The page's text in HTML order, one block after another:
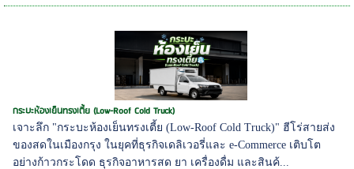
กระบะห้องเย็นทรงเตี้ย (Low-Roof Cold Truck)
เจาะลึก "กระบะห้องเย็นทรงเตี้ย (Low-Roof Cold Truck)" ฮีโร่สายส่ง
ของสดในเมืองกรุง ในยุคที่ธุรกิจเดลิเวอรี่และ e-Commerce เติบโต
อย่างก้าวกระโดด ธุรกิจอาหารสด ยา เครื่องดื่ม และสินค้...